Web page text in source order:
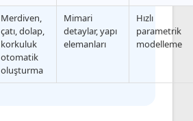
Merdiven,
çatı, dolap,
korkuluk
otomatik
oluşturma
Mimari
detaylar, yapı
elemanları
Hızlı
parametrik
modelleme